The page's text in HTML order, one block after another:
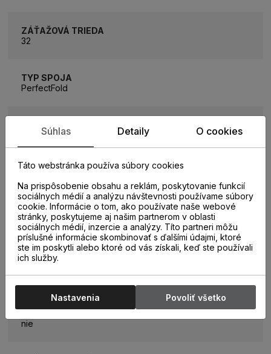
ZÁŤAŽOVÁ TRIEDA
32
TYP SPOJA
PerfectFold
HRÚBKA PODLAHY
9 mm
TEPELNÝ ODPOR
0,06m2K/W
PODLAHOVÉ VYKUROVANIE
áno
TYP POVRCHU
4V Pressed, EIR, AquaSafe
nie
Súhlas Detaily O cookies
Táto webstránka používa súbory cookies
Na prispôsobenie obsahu a reklám, poskytovanie funkcií
sociálnych médií a analýzu návštevnosti používame súbory
cookie. Informácie o tom, ako používate naše webové
stránky, poskytujeme aj našim partnerom v oblasti
sociálnych médií, inzercie a analýzy. Títo partneri môžu
príslušné informácie skombinovať s ďalšími údajmi, ktoré
ste im poskytli alebo ktoré od vás získali, keď ste používali
ich služby.
Nastavenia Povoliť všetko